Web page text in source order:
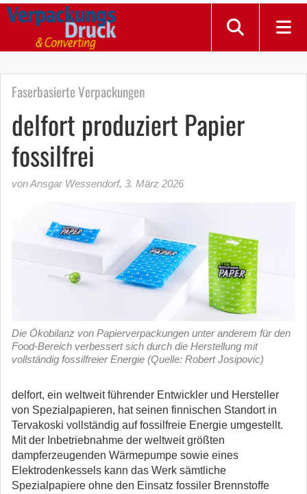
Faserbasierte Verpackungen
delfort produziert Papier
fossilfrei
von Ansgar Wessendorf, 3. März 2026
Die Ökobilanz von Papierverpackungen unter anderem für den
Food-Bereich verbessert sich durch die Herstellung mit
vollständig fossilfreier Energie (Quelle: Robert Josipovic)
delfort, ein weltweit führender Entwickler und Hersteller
von Spezialpapieren, hat seinen finnischen Standort in
Tervakoski vollständig auf fossilfreie Energie umgestellt.
Mit der Inbetriebnahme der weltweit größten
dampferzeugenden Wärmepumpe sowie eines
Elektrodenkessels kann das Werk sämtliche
Spezialpapiere ohne den Einsatz fossiler Brennstoffe